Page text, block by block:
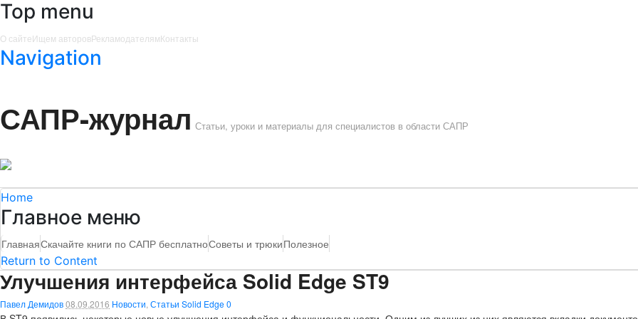
Top menu
О сайтеИщем авторовРекламодателямКонтакты
Navigation
САПР-журнал Статьи, уроки и материалы для специалистов в области САПР
Home
Главное меню
ГлавнаяСкачайте книги по САПР бесплатноСоветы и трюкиПолезное
Return to Content
Улучшения интерфейса Solid Edge ST9
Павел Демидов08.09.2016 Новости Статьи Solid Edge0